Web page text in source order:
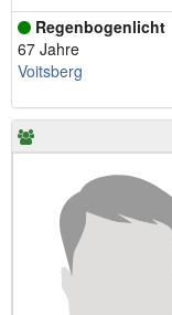
Regenbogenlicht
67 Jahre
Voitsberg